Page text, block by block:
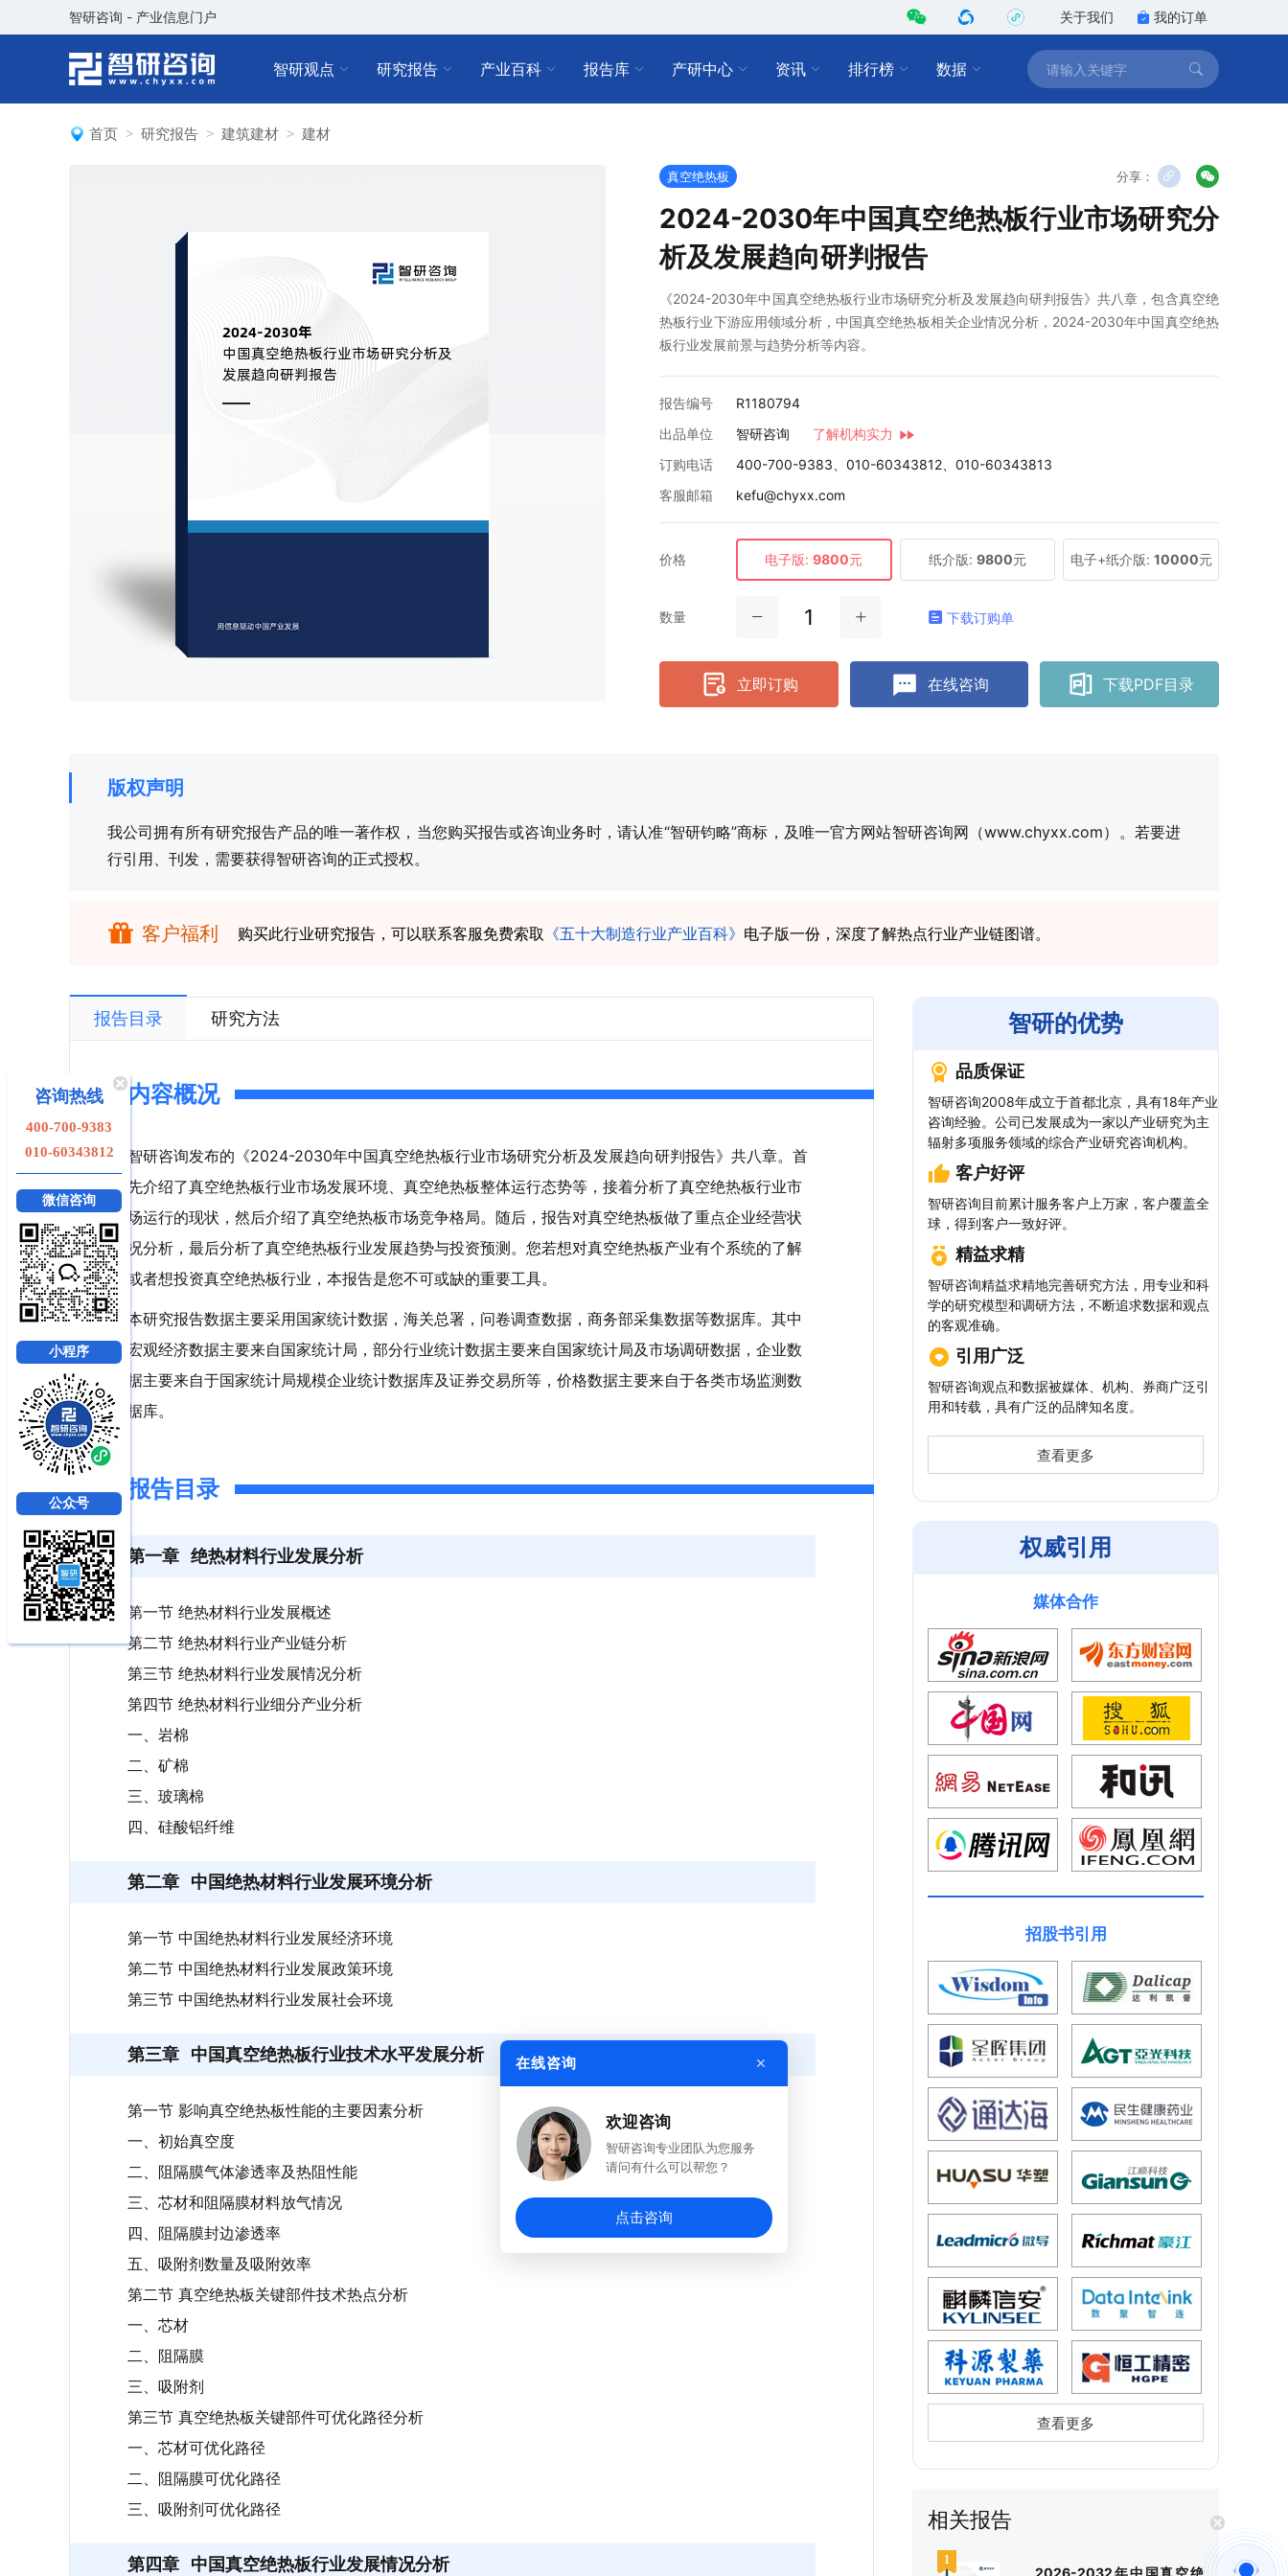
智研咨询 - 产业信息门户 关于我们 我的订单
智研观点 研究报告 产业百科 报告库 产研中心 资讯 排行榜 数据
首页 研究报告 建筑建材 建材
真空绝热板 分享：
2024-2030年中国真空绝热板行业市场研究分
析及发展趋向研判报告
《2024-2030年中国真空绝热板行业市场研究分析及发展趋向研判报告》共八章，包含真空绝
热板行业下游应用领域分析，中国真空绝热板相关企业情况分析，2024-2030年中国真空绝热
板行业发展前景与趋势分析等内容。
报告编号
R1180794
出品单位
智研咨询
了解机构实力
订购电话
400-700-9383、010-60343812、010-60343813
客服邮箱
kefu@chyxx.com
价格 电子版: 9800元 纸介版: 9800元 电子+纸介版: 10000元
数量 下载订购单
立即订购 在线咨询 下载PDF目录
版权声明
我公司拥有所有研究报告产品的唯一著作权，当您购买报告或咨询业务时，请认准“智研钧略”商标，及唯一官方网站智研咨询网（www.chyxx.com）。若要进
行引用、刊发，需要获得智研咨询的正式授权。
客户福利 购买此行业研究报告，可以联系客服免费索取 《五十大制造行业产业百科》 电子版一份，深度了解热点行业产业链图谱。
报告目录 研究方法
内容概况
智研咨询发布的《2024-2030年中国真空绝热板行业市场研究分析及发展趋向研判报告》共八章。首
先介绍了真空绝热板行业市场发展环境、真空绝热板整体运行态势等，接着分析了真空绝热板行业市
场运行的现状，然后介绍了真空绝热板市场竞争格局。随后，报告对真空绝热板做了重点企业经营状
况分析，最后分析了真空绝热板行业发展趋势与投资预测。您若想对真空绝热板产业有个系统的了解
或者想投资真空绝热板行业，本报告是您不可或缺的重要工具。
本研究报告数据主要采用国家统计数据，海关总署，问卷调查数据，商务部采集数据等数据库。其中
宏观经济数据主要来自国家统计局，部分行业统计数据主要来自国家统计局及市场调研数据，企业数
据主要来自于国家统计局规模企业统计数据库及证券交易所等，价格数据主要来自于各类市场监测数
据库。
报告目录
第一章 绝热材料行业发展分析
第一节 绝热材料行业发展概述
第二节 绝热材料行业产业链分析
第三节 绝热材料行业发展情况分析
第四节 绝热材料行业细分产业分析
一、岩棉
二、矿棉
三、玻璃棉
四、硅酸铝纤维
第二章 中国绝热材料行业发展环境分析
第一节 中国绝热材料行业发展经济环境
第二节 中国绝热材料行业发展政策环境
第三节 中国绝热材料行业发展社会环境
第三章 中国真空绝热板行业技术水平发展分析
第一节 影响真空绝热板性能的主要因素分析
一、初始真空度
二、阻隔膜气体渗透率及热阻性能
三、芯材和阻隔膜材料放气情况
四、阻隔膜封边渗透率
五、吸附剂数量及吸附效率
第二节 真空绝热板关键部件技术热点分析
一、芯材
二、阻隔膜
三、吸附剂
第三节 真空绝热板关键部件可优化路径分析
一、芯材可优化路径
二、阻隔膜可优化路径
三、吸附剂可优化路径
第四章 中国真空绝热板行业发展情况分析
智研的优势
品质保证
智研咨询2008年成立于首都北京，具有18年产业
咨询经验。公司已发展成为一家以产业研究为主
辐射多项服务领域的综合产业研究咨询机构。
客户好评
智研咨询目前累计服务客户上万家，客户覆盖全
球，得到客户一致好评。
精益求精
智研咨询精益求精地完善研究方法，用专业和科
学的研究模型和调研方法，不断追求数据和观点
的客观准确。
引用广泛
智研咨询观点和数据被媒体、机构、券商广泛引
用和转载，具有广泛的品牌知名度。
查看更多
权威引用
媒体合作
招股书引用
查看更多
相关报告
在线咨询 ×
欢迎咨询
智研咨询专业团队为您服务
请问有什么可以帮您？
点击咨询
咨询热线
400-700-9383
010-60343812
微信咨询
小程序
公众号